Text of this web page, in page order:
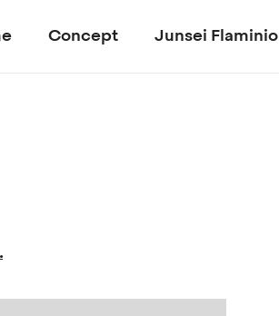
Concept Junsei Flaminio